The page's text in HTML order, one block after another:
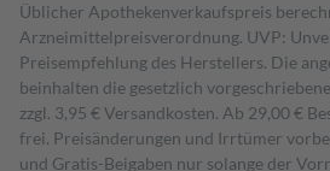
Üblicher Apothekenverkaufspreis
Arzneimittelpreisverordnung. UVP:
Preisempfehlung des Herstellers. Die
beinhalten die gesetzlich
zzgl. 3,95 € Versandkosten. Ab 29,00 €
frei. Preisänderungen und Irrtümer
und Gratis-Beigaben nur solange der